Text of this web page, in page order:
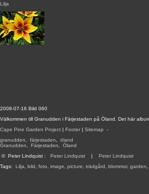
2008-07-16 Bild 060
Välkommen till Granudden i Färjestaden på Öland. Det här
Cape Pine Garden Project | Footer | Sitemap -
granudden
färjestaden
öland
Granudden
Färjestaden
Öland
© Peter Lindquist : Peter Lindquist | Peter Lindquist
Tags: Lilja bild foto image picture trädgård blommor, garden
Lilja